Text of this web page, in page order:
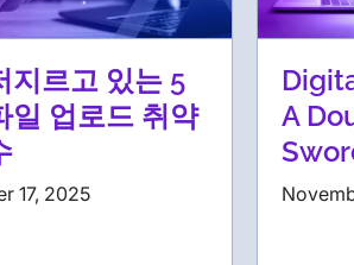
지르고 있는 5
일 업로드 취약
17, 2025
A